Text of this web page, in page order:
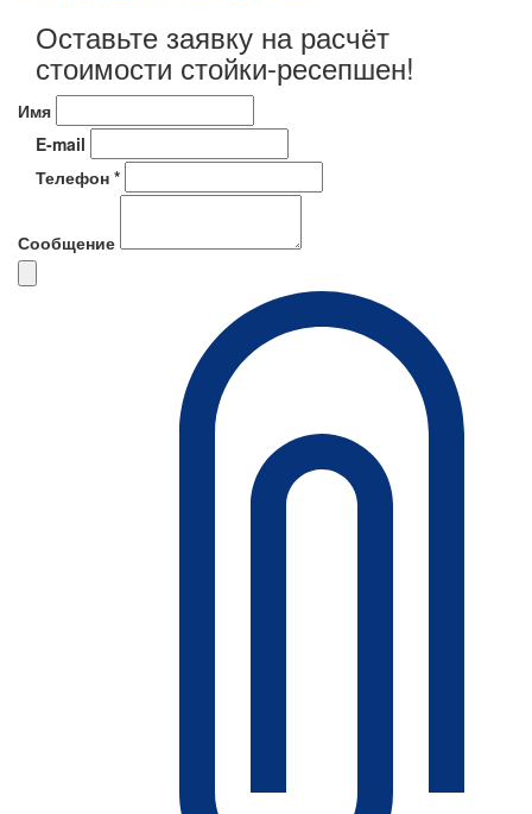
Оставьте заявку на расчёт
стоимости стойки-ресепшен!
Имя
E-mail
Телефон *
Сообщение